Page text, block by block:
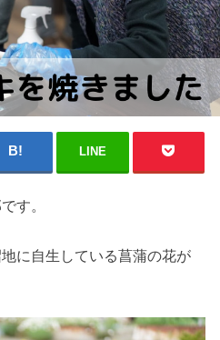
LINE
す。
に自生している菖蒲の花が